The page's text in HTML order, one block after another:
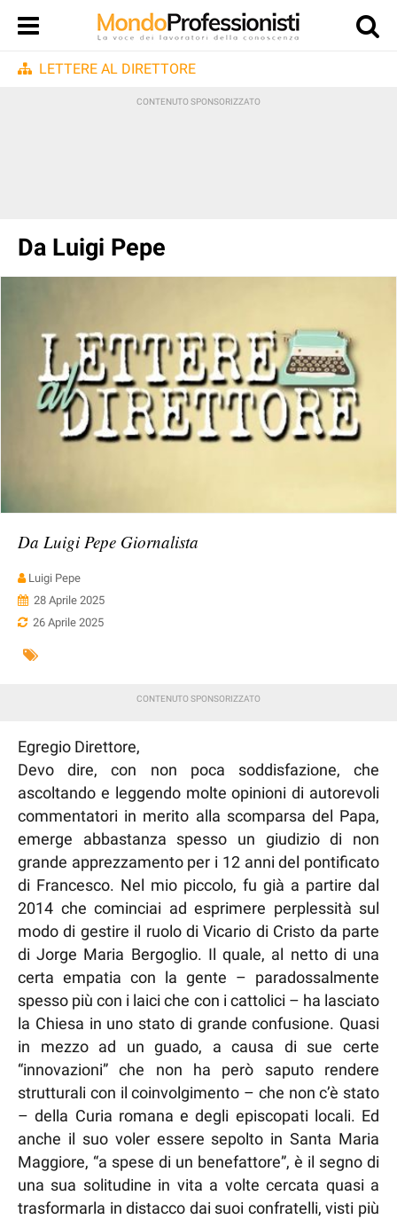
LETTERE AL DIRETTORE
Da Luigi Pepe
Da Luigi Pepe Giornalista
Luigi Pepe
28 Aprile 2025
26 Aprile 2025
Egregio Direttore,
Devo dire, con non poca soddisfazione, che
ascoltando e leggendo molte opinioni di autorevoli
commentatori in merito alla scomparsa del Papa,
emerge abbastanza spesso un giudizio di non
grande apprezzamento per i 12 anni del pontificato
di Francesco. Nel mio piccolo, fu già a partire dal
2014 che cominciai ad esprimere perplessità sul
modo di gestire il ruolo di Vicario di Cristo da parte
di Jorge Maria Bergoglio. Il quale, al netto di una
certa empatia con la gente – paradossalmente
spesso più con i laici che con i cattolici – ha lasciato
la Chiesa in uno stato di grande confusione. Quasi
in mezzo ad un guado, a causa di sue certe
“innovazioni” che non ha però saputo rendere
strutturali con il coinvolgimento – che non c’è stato
– della Curia romana e degli episcopati locali. Ed
anche il suo voler essere sepolto in Santa Maria
Maggiore, “a spese di un benefattore”, è il segno di
una sua solitudine in vita a volte cercata quasi a
trasformarla in distacco dai suoi confratelli, visti più